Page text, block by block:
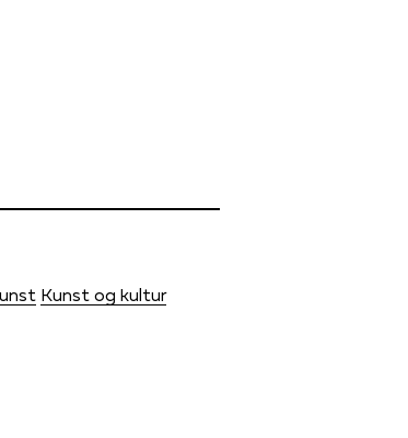
Kunst og kultur